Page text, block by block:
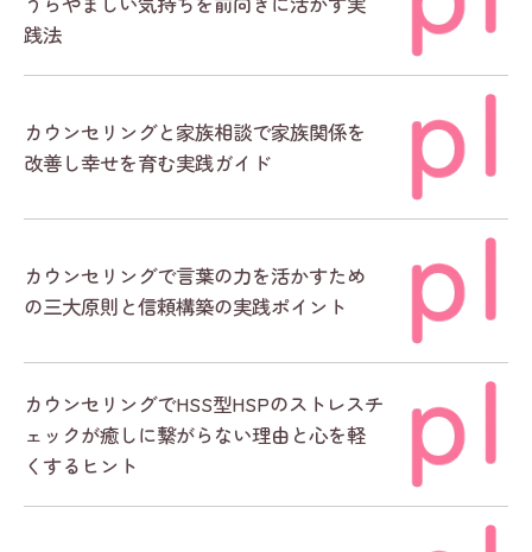
践法
カウンセリングと家族相談で家族関係を
改善し幸せを育む実践ガイド
カウンセリングで言葉の力を活かすため
の三大原則と信頼構築の実践ポイント
カウンセリングでHSS型HSPのストレスチ
ェックが癒しに繋がらない理由と心を軽
くするヒント